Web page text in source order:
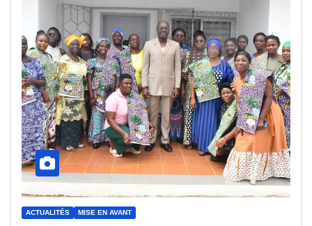
ACTUALITÉS MISE EN AVANT